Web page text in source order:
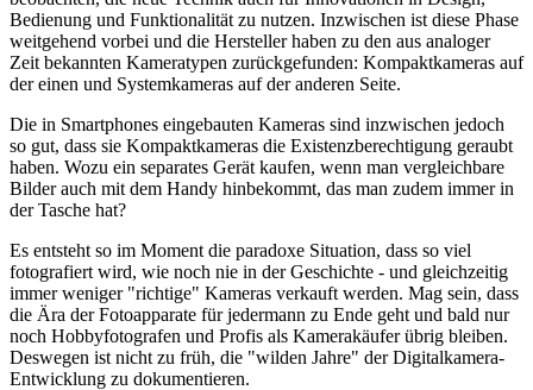
Bedienung und Funktionalität zu nutzen. Inzwischen ist diese Phase
weitgehend vorbei und die Hersteller haben zu den aus analoger
Zeit bekannten Kameratypen zurückgefunden: Kompaktkameras auf
der einen und Systemkameras auf der anderen Seite.
Die in Smartphones eingebauten Kameras sind inzwischen jedoch
so gut, dass sie Kompaktkameras die Existenzberechtigung geraubt
haben. Wozu ein separates Gerät kaufen, wenn man vergleichbare
Bilder auch mit dem Handy hinbekommt, das man zudem immer in
der Tasche hat?
Es entsteht so im Moment die paradoxe Situation, dass so viel
fotografiert wird, wie noch nie in der Geschichte - und gleichzeitig
immer weniger "richtige" Kameras verkauft werden. Mag sein, dass
die Ära der Fotoapparate für jedermann zu Ende geht und bald nur
noch Hobbyfotografen und Profis als Kamerakäufer übrig bleiben.
Deswegen ist nicht zu früh, die "wilden Jahre" der Digitalkamera-
Entwicklung zu dokumentieren.